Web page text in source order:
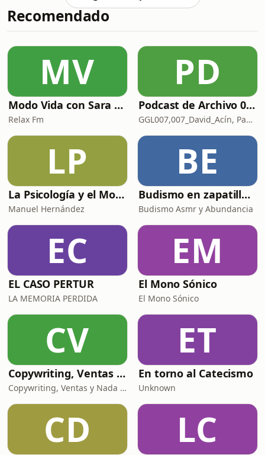
espíritu de contradicción, como
cualquier niño. Por eso hace todo al
Recomendado
MV
Modo Vida con Sara Manzaneque
Relax Fm
PD
Podcast de Archivo 007
GGL007,007_David_Acín, Pablo_Ortega, 58, AlbertoBond y Claalc
LP
La Psicología y el Modelo Parcuve®
Manuel Hernández
BE
Budismo en zapatillas, El budismo sin sermones
Budismo Asmr y Abundancia
EC
EL CASO PERTUR
LA MEMORIA PERDIDA
EM
El Mono Sónico
El Mono Sónico
CV
Copywriting, Ventas y Nada que perder
Copywriting, Ventas y Nada que Perder
ET
En torno al Catecismo
Unknown
CD LC